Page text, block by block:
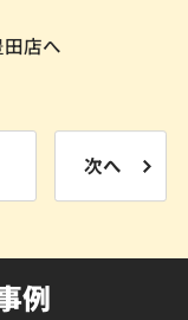
店へ
次へ
例